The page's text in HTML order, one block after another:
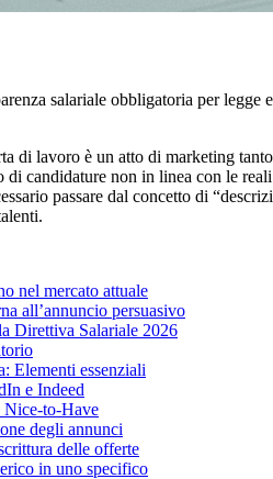
salariale obbligatoria per
di lavoro è un atto di marketing
candidature non in linea con le
passare dal concetto di
nel mercato attuale
all’annuncio persuasivo
Direttiva Salariale 2026
Elementi essenziali
e Indeed
Nice-to-Have
degli annunci
delle offerte
in uno specifico